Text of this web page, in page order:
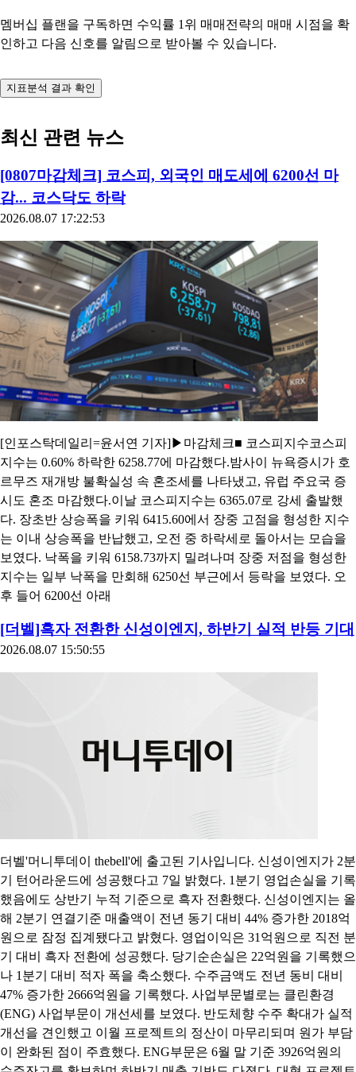
멤버십 플랜을 구독하면 수익률 1위 매매전략의 매매 시점을 확
인하고 다음 신호를 알림으로 받아볼 수 있습니다.
지표분석 결과 확인
최신 관련 뉴스
[0807마감체크] 코스피, 외국인 매도세에 6200선 마
감... 코스닥도 하락
2026.08.07 17:22:53
[인포스탁데일리=윤서연 기자]▶마감체크■ 코스피지수코스피
지수는 0.60% 하락한 6258.77에 마감했다.밤사이 뉴욕증시가 호
르무즈 재개방 불확실성 속 혼조세를 나타냈고, 유럽 주요국 증
시도 혼조 마감했다.이날 코스피지수는 6365.07로 강세 출발했
다. 장초반 상승폭을 키워 6415.60에서 장중 고점을 형성한 지수
는 이내 상승폭을 반납했고, 오전 중 하락세로 돌아서는 모습을
보였다. 낙폭을 키워 6158.73까지 밀려나며 장중 저점을 형성한
지수는 일부 낙폭을 만회해 6250선 부근에서 등락을 보였다. 오
후 들어 6200선 아래
[더벨]흑자 전환한 신성이엔지, 하반기 실적 반등 기대
2026.08.07 15:50:55
더벨'머니투데이 thebell'에 출고된 기사입니다. 신성이엔지가 2분
기 턴어라운드에 성공했다고 7일 밝혔다. 1분기 영업손실을 기록
했음에도 상반기 누적 기준으로 흑자 전환했다. 신성이엔지는 올
해 2분기 연결기준 매출액이 전년 동기 대비 44% 증가한 2018억
원으로 잠정 집계됐다고 밝혔다. 영업이익은 31억원으로 직전 분
기 대비 흑자 전환에 성공했다. 당기순손실은 22억원을 기록했으
나 1분기 대비 적자 폭을 축소했다. 수주금액도 전년 동비 대비
47% 증가한 2666억원을 기록했다. 사업부문별로는 클린환경
(ENG) 사업부문이 개선세를 보였다. 반도체향 수주 확대가 실적
개선을 견인했고 이월 프로젝트의 정산이 마무리되며 원가 부담
이 완화된 점이 주효했다. ENG부문은 6월 말 기준 3926억원의